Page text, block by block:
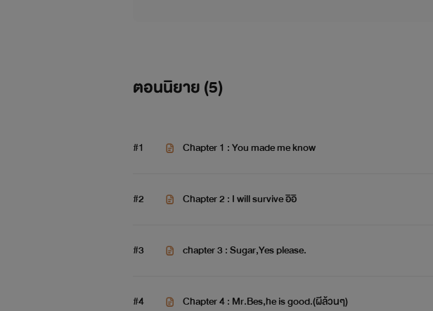
ตอนนิยาย (5)
#1 Chapter 1 : You made me know
#2 Chapter 2 : I will survive อิอิ
#3 chapter 3 : Sugar,Yes please.
#4 Chapter 4 : Mr.Bes,he is good.(ผีล้วนๆ)